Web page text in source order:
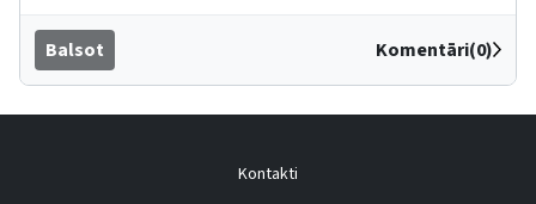
Balsot Komentāri(0)
Kontakti